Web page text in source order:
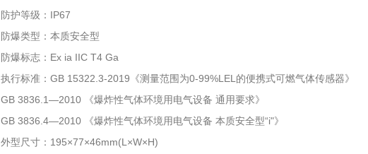
防护等级：IP67
防爆类型：本质安全型
防爆标志：Ex ia IIC T4 Ga
执行标准：GB 15322.3-2019《测量范围为0-99%LEL的便携式可燃气体传感器》
GB 3836.1—2010 《爆炸性气体环境用电气设备 通用要求》
GB 3836.4—2010 《爆炸性气体环境用电气设备 本质安全型“i"》
外型尺寸：195×77×46mm(L×W×H)